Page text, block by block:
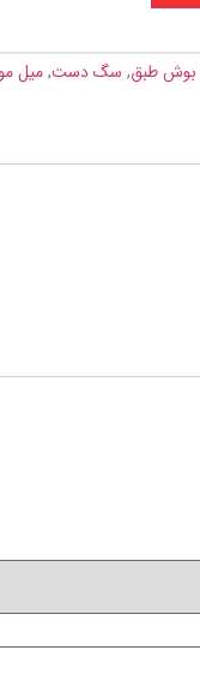
بوش طبق, سگ دست,میل